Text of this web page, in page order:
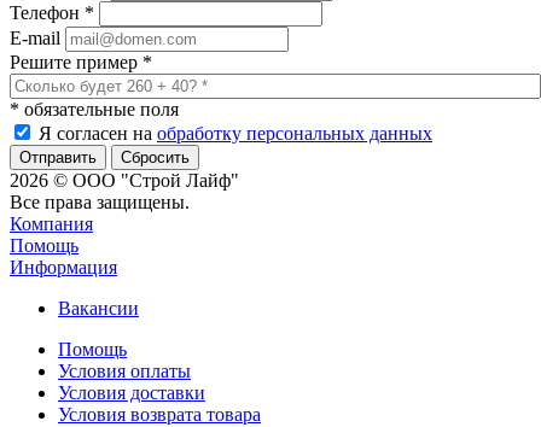
Телефон *
E-mail
Решите пример *
* обязательные поля
Я согласен на обработку персональных данных
Сбросить
2026 © ООО "Строй Лайф"
Все права защищены.
Компания
Помощь
Информация
Вакансии
Помощь
Условия оплаты
Условия доставки
Условия возврата товара